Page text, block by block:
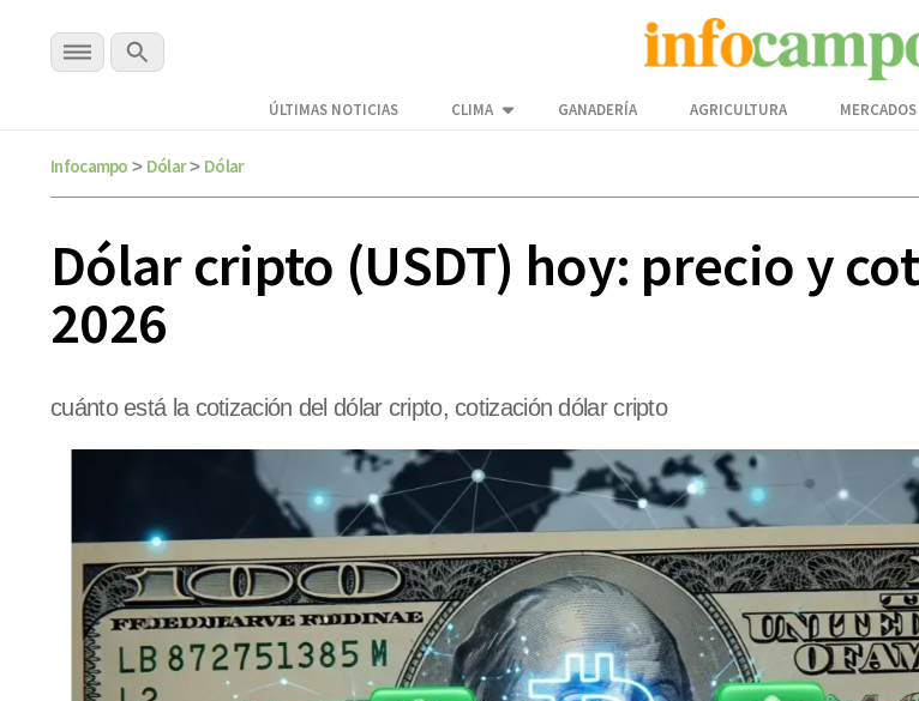
ÚLTIMAS NOTICIAS CLIMA GANADERÍA AGRICULTURA MERCADOS
Infocampo > Dólar> Dólar
Dólar cripto (USDT) hoy: precio y
2026
cuánto está la cotización del dólar cripto, cotización dólar cripto